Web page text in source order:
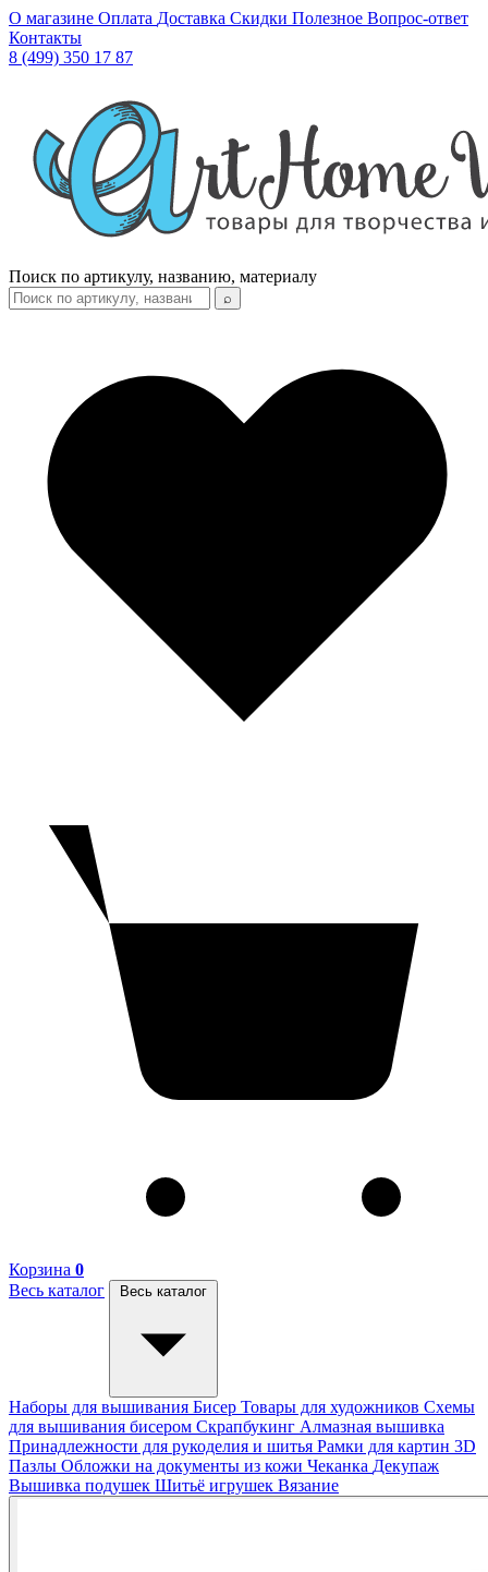
О магазине Оплата Доставка Скидки Полезное Вопрос-ответ
Контакты
8 (499) 350 17 87
Поиск по артикулу, названию, материалу
⌕
Корзина 0
Весь каталог
Весь каталог
Наборы для вышивания Бисер Товары для художников Схемы
для вышивания бисером Скрапбукинг Алмазная вышивка
Принадлежности для рукоделия и шитья Рамки для картин 3D
Пазлы Обложки на документы из кожи Чеканка Декупаж
Вышивка подушек Шитьё игрушек Вязание